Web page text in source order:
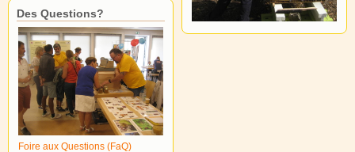
Des Questions?
Foire aux Questions (FaQ)